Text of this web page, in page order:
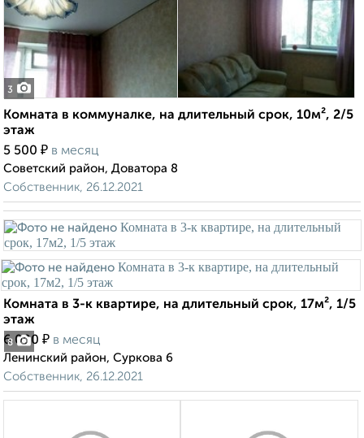
3
Комната в коммуналке, на длительный срок, 10м², 2/5
этаж
5 500 ₽ в месяц
Советский район, Доватора 8
Собственник, 26.12.2021
8
Комната в 3-к квартире, на длительный срок, 17м², 1/5
этаж
6 000 ₽ в месяц
Ленинский район, Суркова 6
Собственник, 26.12.2021